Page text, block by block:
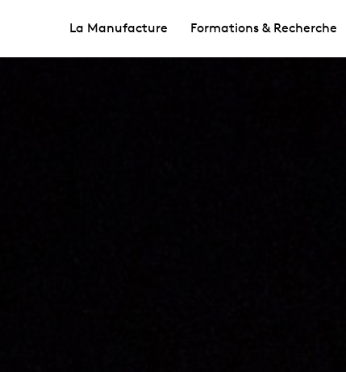
La Manufacture Formations & Recherche